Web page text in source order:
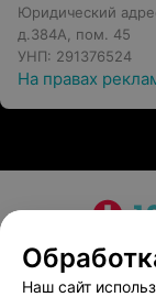
Юридический
д.384А, пом. 45
УНП: 291376524
На правах
О проекте
Наш сайт